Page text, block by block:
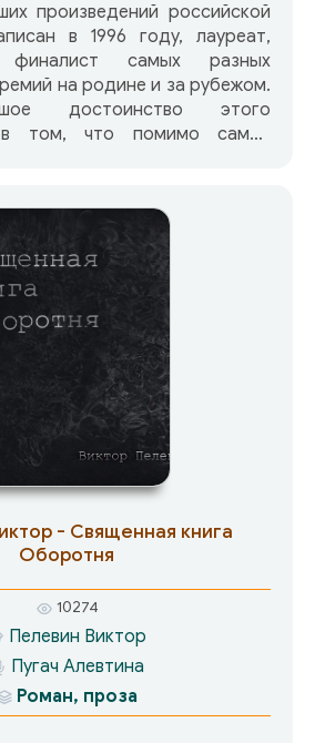
произведений российской
в 1996 году, лауреат,
самых разных
на родине и за рубежом.
достоинство этого
в том, что помимо самой
Постепенно читатель
любых концепций и
делает прыжок в свободу.
- Священная книга
Оборотня
10274
Пелевин Виктор
Пугач Алевтина
Роман, проза